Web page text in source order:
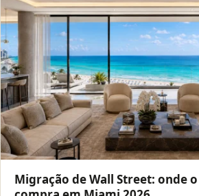
Migração de Wall Street: onde